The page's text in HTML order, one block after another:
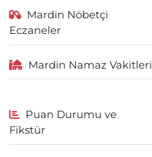
Mardin Nöbetçi
Eczaneler
Mardin Namaz Vakitleri
Puan Durumu ve
Fikstür